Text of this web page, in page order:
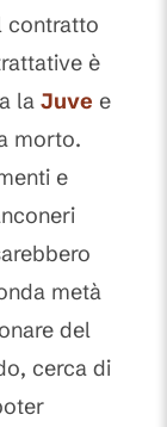
contratto
è
la Juve e
morto.
e
metà
del
cerca di